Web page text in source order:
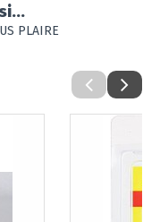
PLAIRE